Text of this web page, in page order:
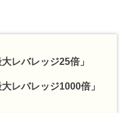
レバレッジ25倍」
レバレッジ1000倍」